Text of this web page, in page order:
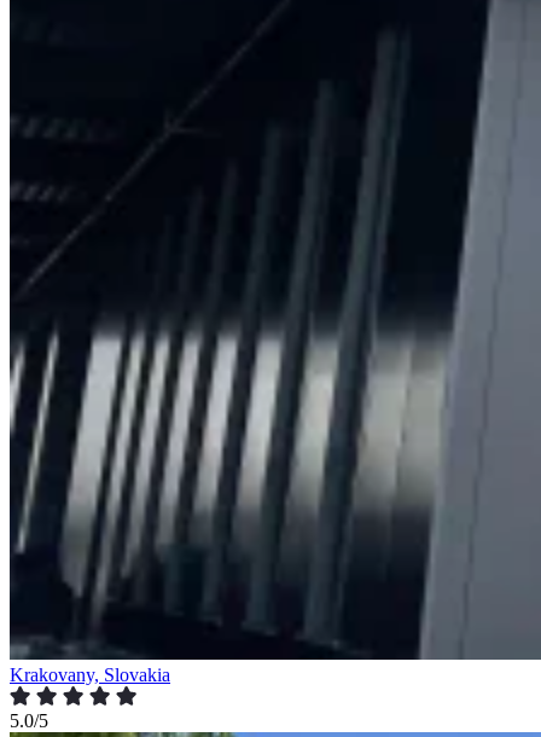
Krakovany, Slovakia
5.0/5